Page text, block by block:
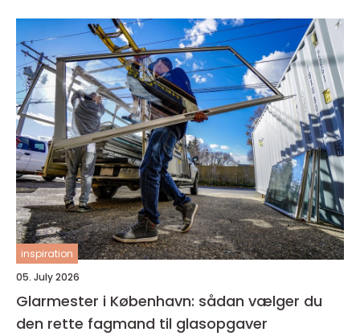
inspiration
05. July 2026
Glarmester i København: sådan vælger du
den rette fagmand til glasopgaver